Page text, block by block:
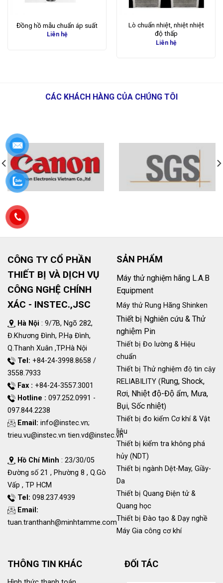
Đồng hồ mẫu chuẩn áp suất
Liên hệ
Lò chuẩn nhiệt, nhiệt nhiệt
độ thấp
Liên hệ
CÁC KHÁCH HÀNG CỦA CHÚNG TÔI
CÔNG TY CỔ PHẦN
THIẾT BỊ VÀ DỊCH VỤ
CÔNG NGHỆ CHÍNH
XÁC - INSTEC.,JSC
Hà Nội : 9/7B, Ngõ 282,
Đ.Khương Đình, P.Hạ Đình,
Q.Thanh Xuân ,TP.Hà Nội
Tel: +84-24-3998.8658 /
3558.7933
Fax : +84-24-3557.3001
Hotline : 097.252.0991 -
097.844.2238
Email: info@instec.vn;
trieu.vu@instec.vn tien.vd@instec.vn
Hồ Chí Minh : 23/30/05
Đường số 21 , Phường 8 , Q.Gò
Vấp , TP HCM
Tel: 098.237.4939
Email:
tuan.tranthanh@minhtamme.com
SẢN PHẨM
Máy thử nghiệm hãng L.A.B
Equipment
Máy thử Rung Hãng Shinken
Thiết bị Nghiên cứu & Thử
nghiệm Pin
Thiết bị Đo lường & Hiệu
chuẩn
Thiết bị Thử nghiệm độ tin cậy
RELIABILITY (Rung, Shock,
Rơi, Nhiệt độ-Độ ẩm, Mưa,
Bụi, Sốc nhiệt)
Thiết bị đo kiểm Cơ khí & Vật
liệu
Thiết bị kiểm tra không phá
hủy (NDT)
Thiết bị ngành Dệt-May, Giầy-
Da
Thiết bị Quang Điện tử &
Quang học
Thiết bị Đào tạo & Dạy nghề
Máy Gia công cơ khí
THÔNG TIN KHÁC ĐỐI TÁC